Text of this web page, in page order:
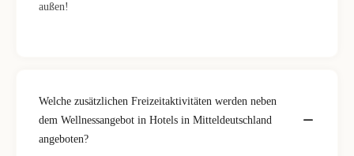
außen!
Welche zusätzlichen Freizeitaktivitäten werden neben
dem Wellnessangebot in Hotels in Mitteldeutschland
angeboten?